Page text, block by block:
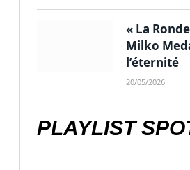
« La
Milko
l’éternité
20/05/2026
PLAYLIST